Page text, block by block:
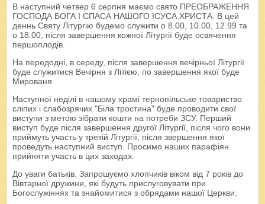
В наступний четвер 6 серпня маємо свято ПРЕОБРАЖЕННЯ
ГОСПОДА БОГА І СПАСА НАШОГО ІСУСА ХРИСТА. В цей
деннь Святу Літургію будемо служити о 8.00, 10.00, 12.99 та
о 18.00, після завершення кожної Літургії буде освячення
першоплодів.
На передодні, в середу, після завершення вечірньої Літургії
буде служитися Вечірня з Літією, по завершення якої буде
Мированя
Наступної неділі в нашому храмі тернопільське товариство
сліпих і слабозрячих "Біла тростина" буде проводити свої
виступи з метою зібрати кошти на потреби ЗСУ. Перший
виступ буде після завершення другої Літургії, після чого вони
приймуть участь у третій Літургії, після звершення якої
проведуть наступний виступ. Просимо наших парафіян
прийняти участь в цих заходах.
До уваги батьків. Запрошуємо хлопчиків віком від 7 років до
Вівтарної дружини, які будуть прислуговувати при
Богослужіннях та знайомитися з обрядами нашої Церкви.